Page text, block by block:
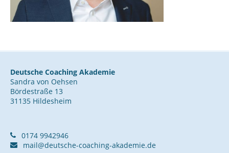
Deutsche Coaching Akademie
Sandra von Oehsen
Bördestraße 13
31135 Hildesheim
0174 9942946
mail@deutsche-coaching-akademie.de